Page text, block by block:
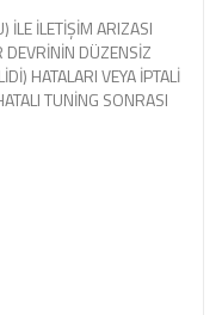
İLE İLETİŞİM ARIZASI
DÜZENSİZ
HATALARI VEYA İPTALİ
TUNİNG SONRASI